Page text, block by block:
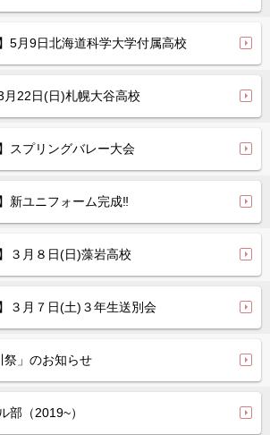
5月9日北海道科学大学付属高校
月22日(日)札幌大谷高校
スプリングバレー大会
新ユニフォーム完成‼
３月８日(日)藻岩高校
３月７日(土)３年生送別会
祭」のお知らせ
部（2019~）